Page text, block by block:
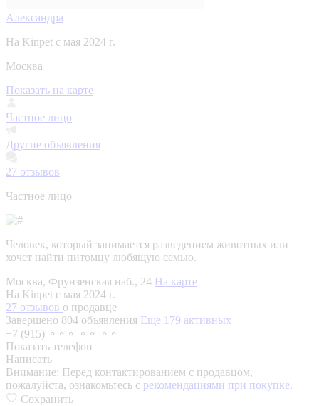
Александра
На Kinpet c мая 2024 г.
Москва
Показать на карте
Частное лицо
Другие объявления
27 отзывов
Частное лицо
Человек, который занимается разведением животных или
хочет найти питомцу любящую семью.
Москва, Фрунзенская наб., 24 На карте
На Kinpet c мая 2024 г.
27 отзывов о продавце
Завершено 804 объявления Еще 179 активных
+7 (915) ⚬⚬⚬ ⚬⚬ ⚬⚬
Показать телефон
Написать
Внимание: Перед контактированием с продавцом,
пожалуйста, ознакомьтесь с рекомендациями при покупке.
Сохранить